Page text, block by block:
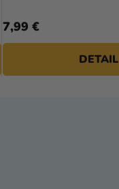
7,99 €
DETAIL